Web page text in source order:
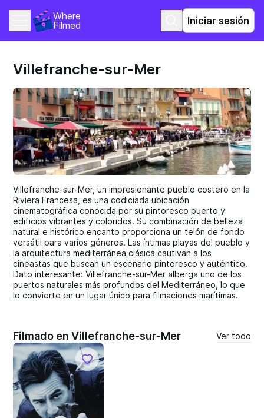
Where
Filmed
Iniciar sesión
Villefranche-sur-Mer
Villefranche-sur-Mer, un impresionante pueblo costero en la
Riviera Francesa, es una codiciada ubicación
cinematográfica conocida por su pintoresco puerto y
edificios vibrantes y coloridos. Su combinación de belleza
natural e histórico encanto proporciona un telón de fondo
versátil para varios géneros. Las íntimas playas del pueblo y
la arquitectura mediterránea clásica cautivan a los
cineastas que buscan un escenario pintoresco y auténtico.
Dato interesante: Villefranche-sur-Mer alberga uno de los
puertos naturales más profundos del Mediterráneo, lo que
lo convierte en un lugar único para filmaciones marítimas.
Filmado en Villefranche-sur-Mer Ver todo